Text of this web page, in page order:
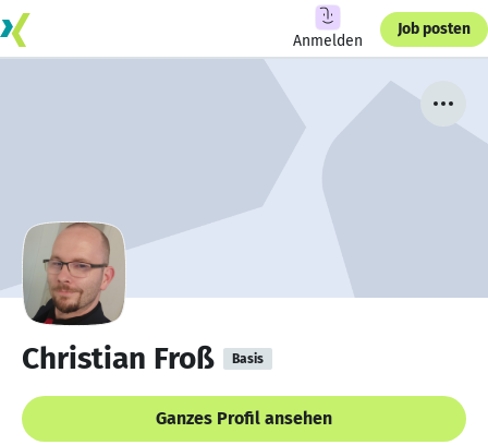
Anmelden
Job posten
Christian Froß Basis
Ganzes Profil ansehen